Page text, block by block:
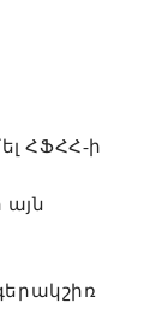
ՀՖՀՀ-ի
այն